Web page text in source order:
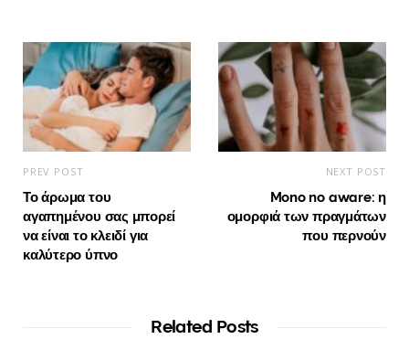
PREV POST
Το άρωμα του
αγαπημένου σας μπορεί
να είναι το κλειδί για
καλύτερο ύπνο
NEXT POST
Mono no aware: η
ομορφιά των πραγμάτων
που περνούν
Related Posts